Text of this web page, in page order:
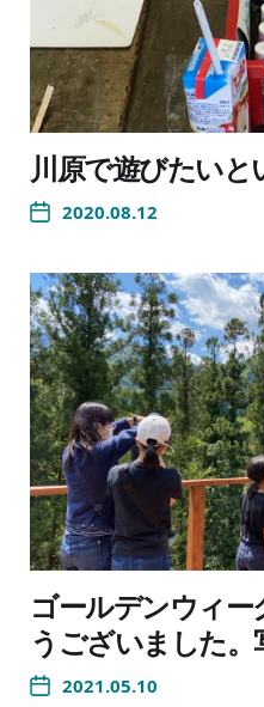
川原で遊びたい
2020.08.12
ゴールデンウィ
うございました。
2021.05.10